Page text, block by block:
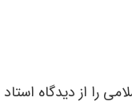
را از دیدگاه